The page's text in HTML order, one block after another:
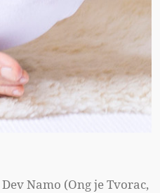
Namo (Ong je Tvorac,